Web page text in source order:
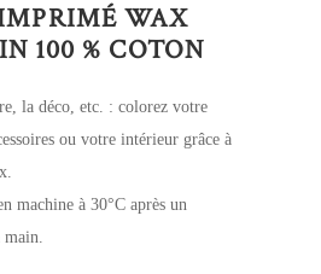
WAX
100 % COTON
la déco, etc. : colorez votre
ou votre intérieur grâce à
machine à 30°C après un
main.